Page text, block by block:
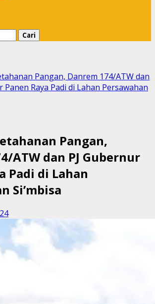
Pangan, Danrem 174/ATW dan
Panen Raya Padi di Lahan Persawahan
Pangan,
ATW dan PJ Gubernur
Padi di Lahan
Si’mbisa